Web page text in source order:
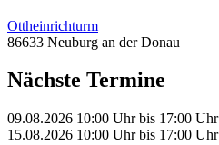
Ottheinrichturm
86633 Neuburg an der Donau
Nächste Termine
09.08.2026 10:00 Uhrbis 17:00 Uhr
15.08.2026 10:00 Uhrbis 17:00 Uhr